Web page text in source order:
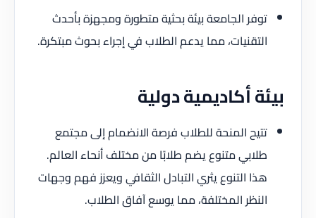
توفر الجامعة بيئة بحثية متطورة ومجهزة بأحدث
التقنيات، مما يدعم الطلاب في إجراء بحوث مبتكرة.
بيئة أكاديمية دولية
تتيح المنحة للطلاب فرصة الانضمام إلى مجتمع
طلابي متنوع يضم طلابًا من مختلف أنحاء العالم.
هذا التنوع يثري التبادل الثقافي ويعزز فهم وجهات
النظر المختلفة، مما يوسع آفاق الطلاب.